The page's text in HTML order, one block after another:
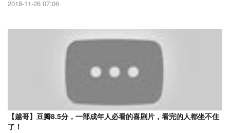
2018-11-26 07:06
【越哥】豆瓣8.5分，一部成年人必看的喜剧片，看完的人都坐不住
了！